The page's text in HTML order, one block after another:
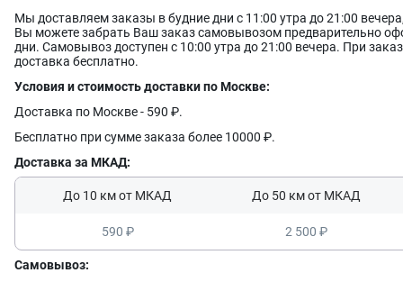
Мы доставляем заказы в будние дни с 11:00 утра до 21:00
Вы можете забрать Ваш заказ самовывозом предварительно
дни. Самовывоз доступен с 10:00 утра до 21:00 вечера. При
доставка бесплатно.
Условия и стоимость доставки по Москве:
Доставка по Москве - 590 ₽.
Бесплатно при сумме заказа более 10000 ₽.
Доставка за МКАД:
До 10 км от МКАД До 50 км от МКАД
590 ₽ 2 500 ₽
Самовывоз: